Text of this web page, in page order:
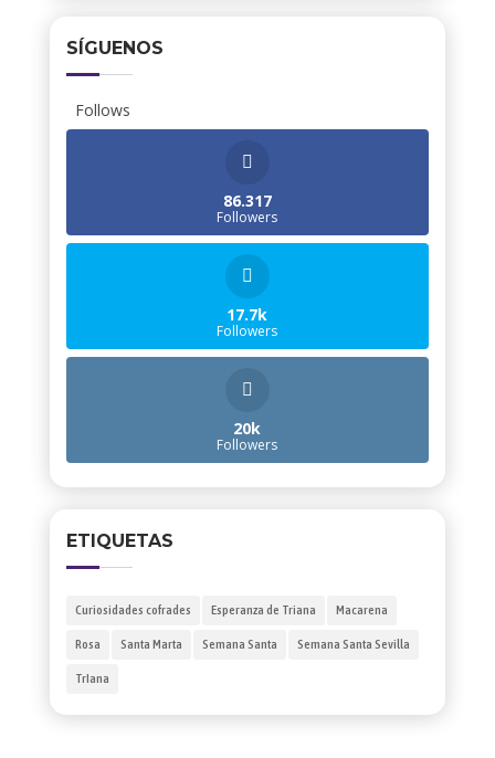
SÍGUENOS
Follows
86.317
Followers
17.7k
Followers
20k
Followers
ETIQUETAS
Curiosidades cofrades Esperanza de Triana Macarena
Rosa Santa Marta Semana Santa Semana Santa Sevilla
TrIana